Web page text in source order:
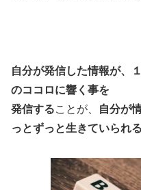
自分が発信した情報が、
のココロに響く事を
発信することが、
自分が
っとずっと生きていられる